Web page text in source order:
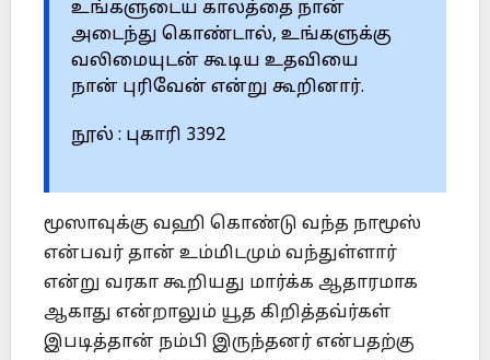
உங்களுடைய காலத்தை நான்
அடைந்து கொண்டால், உங்களுக்கு
வலிமையுடன் கூடிய உதவியை
நான் புரிவேன் என்று கூறினார்.
நூல் : புகாரி 3392
மூஸாவுக்கு வஹி கொண்டு வந்த நாமூஸ்
என்பவர் தான் உம்மிடமும் வந்துள்ளார்
என்று வரகா கூறியது மார்க்க ஆதாரமாக
ஆகாது என்றாலும் யூத கிறித்தவ்ர்கள்
இபடித்தான் நம்பி இருந்தனர் என்பதற்கு